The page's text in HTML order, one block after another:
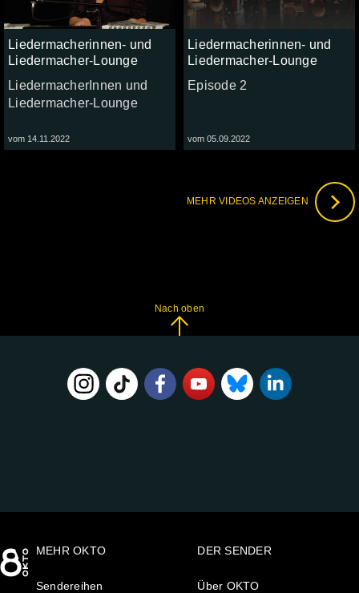
Liedermacherinnen- und
Liedermacher-Lounge
LiedermacherInnen und
Liedermacher-Lounge
vom 14.11.2022
Liedermacherinnen- und
Liedermacher-Lounge
Episode 2
vom 05.09.2022
MEHR VIDEOS ANZEIGEN
Nach oben
MEHR OKTO
Sendereihen
DER SENDER
Über OKTO